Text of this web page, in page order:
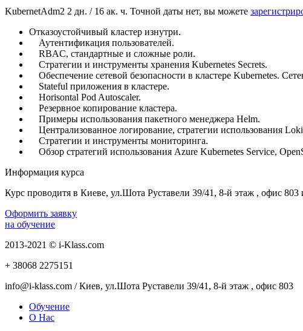
KubernetAdm2 2 дн. / 16 ак. ч. Точной даты нет, вы можете
Отказоустойчивый кластер изнутри.
Аутентификация пользователей.
RBAC, стандартные и сложные роли.
Стратегии и инструменты хранения Kubernetes Secrets.
Обеспечение сетевой безопасности в кластере Kubernetes.
Stateful приложения в кластере.
Horisontal Pod Autoscaler.
Резервное копирование кластера.
Примеры использования пакетного менеджера Helm.
Централизованное логирование, стратегии использования
Стратегии и инструменты мониторинга.
Обзор стратегий использования Azure Kubernetes Service,
Информация курса
Курс проводитя в Киеве, ул.Шота Руставели 39/41, 8-й этаж , офис
Оформить заявку
на обучение
2013-2021 © i-Klass.com
+ 38068 2275151
info@i-klass.com / Киев, ул.Шота Руставели 39/41, 8-й этаж , офис 803
Обучение
О Нас